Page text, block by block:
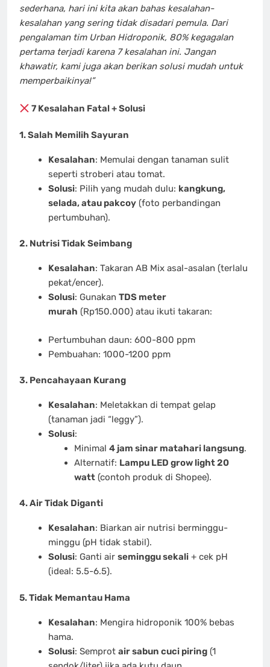
sederhana, hari ini kita akan bahas kesalahan-
kesalahan yang sering tidak disadari pemula. Dari
pengalaman tim Urban Hidroponik, 80% kegagalan
pertama terjadi karena 7 kesalahan ini. Jangan
khawatir, kami juga akan berikan solusi mudah untuk
memperbaikinya!”
7 Kesalahan Fatal + Solusi
1. Salah Memilih Sayuran
Kesalahan: Memulai dengan tanaman sulit
seperti stroberi atau tomat.
Solusi: Pilih yang mudah dulu: kangkung,
selada, atau pakcoy(foto perbandingan
pertumbuhan).
2. Nutrisi Tidak Seimbang
Kesalahan: Takaran AB Mix asal-asalan (terlalu
pekat/encer).
Solusi: Gunakan TDS meter
murah (Rp150.000) atau ikuti takaran:
Pertumbuhan daun: 600-800 ppm
Pembuahan: 1000-1200 ppm
3. Pencahayaan Kurang
Kesalahan: Meletakkan di tempat gelap
(tanaman jadi “leggy”).
Solusi:
Minimal 4 jam sinar matahari langsung.
Alternatif: Lampu LED grow light 20
watt(contoh produk di Shopee).
4. Air Tidak Diganti
Kesalahan: Biarkan air nutrisi berminggu-
minggu (pH tidak stabil).
Solusi: Ganti air seminggu sekali+ cek pH
(ideal: 5.5-6.5).
5. Tidak Memantau Hama
Kesalahan: Mengira hidroponik 100% bebas
hama.
Solusi: Semprot air sabun cuci piring(1